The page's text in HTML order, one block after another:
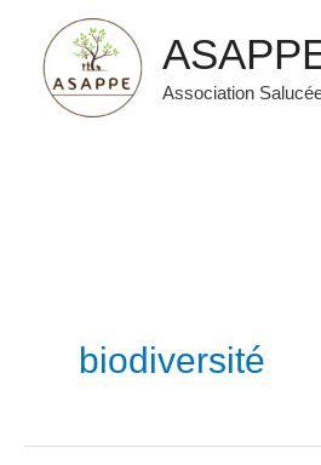
contenu
Association
biodiversité